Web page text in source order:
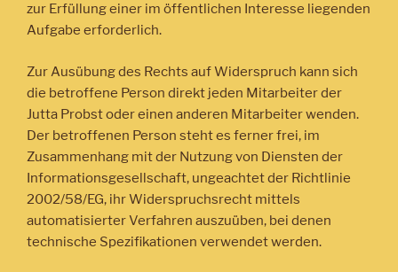
zur Erfüllung einer im öffentlichen Interesse liegenden
Aufgabe erforderlich.
Zur Ausübung des Rechts auf Widerspruch kann sich
die betroffene Person direkt jeden Mitarbeiter der
Jutta Probst oder einen anderen Mitarbeiter wenden.
Der betroffenen Person steht es ferner frei, im
Zusammenhang mit der Nutzung von Diensten der
Informationsgesellschaft, ungeachtet der Richtlinie
2002/58/EG, ihr Widerspruchsrecht mittels
automatisierter Verfahren auszuüben, bei denen
technische Spezifikationen verwendet werden.